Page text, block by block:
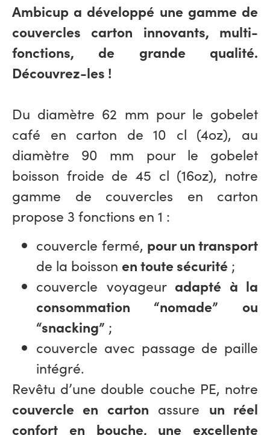
Ambicup a développé une gamme de
couvercles carton innovants, multi-
fonctions, de grande qualité.
Découvrez-les !
Du diamètre 62 mm pour le gobelet
café en carton de 10 cl (4oz), au
diamètre 90 mm pour le gobelet
boisson froide de 45 cl (16oz), notre
gamme de couvercles en carton
propose 3 fonctions en 1 :
couvercle fermé, pour un transport
de la boisson en toute sécurité ;
couvercle voyageur adapté à la
consommation “nomade”
ou
“snacking” ;
couvercle avec passage de paille
intégré.
Revêtu d’une double couche PE, notre
couvercle en carton assure un réel
confort en bouche, une excellente